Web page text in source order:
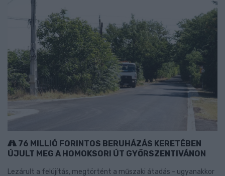
76 MILLIÓ FORINTOS BERUHÁZÁS KERETÉBEN
ÚJULT MEG A HOMOKSORI ÚT GYŐRSZENTIVÁNON
Lezárult a felújítás, megtörtént a műszaki átadás - ugyanakkor